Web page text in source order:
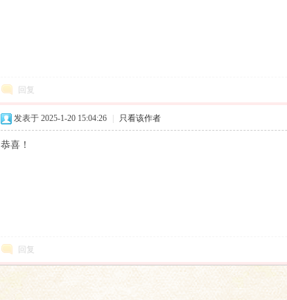
回复
发表于 2025-1-20 15:04:26 只看该作者
恭喜！
回复